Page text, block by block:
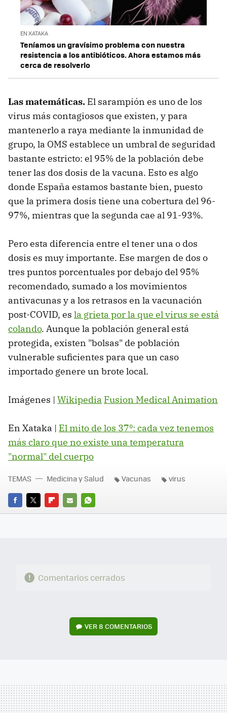
EN XATAKA
Teníamos un gravísimo problema con nuestra
resistencia a los antibióticos. Ahora estamos más
cerca de resolverlo
Las matemáticas. El sarampión es uno de los
virus más contagiosos que existen, y para
mantenerlo a raya mediante la inmunidad de
grupo, la OMS establece un umbral de seguridad
bastante estricto: el 95% de la población debe
tener las dos dosis de la vacuna. Esto es algo
donde España estamos bastante bien, puesto
que la primera dosis tiene una cobertura del 96-
97%, mientras que la segunda cae al 91-93%.
Pero esta diferencia entre el tener una o dos
dosis es muy importante. Ese margen de dos o
tres puntos porcentuales por debajo del 95%
recomendado, sumado a los movimientos
antivacunas y a los retrasos en la vacunación
post-COVID, es la grieta por la que el virus se está
colando. Aunque la población general está
protegida, existen "bolsas" de población
vulnerable suficientes para que un caso
importado genere un brote local.
Imágenes | Wikipedia Fusion Medical Animation
En Xataka | El mito de los 37º: cada vez tenemos
más claro que no existe una temperatura
"normal" del cuerpo
FACEBOOK
TWITTERFLIPBOARD
E-
WHATSAPP
TEMAS Medicina y Salud Vacunas virus
Comentarios cerrados
VER8 COMENTARIOS